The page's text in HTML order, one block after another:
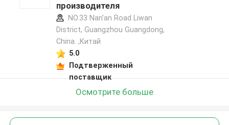
производителя
NO.33 Nan'an Road Liwan
District, Guangzhou Guangdong,
China. ,Китай
5.0
Подтверженный
поставщик
Осмотрите больше